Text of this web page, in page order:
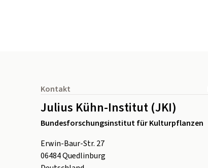
Kontakt
Julius Kühn-Institut (JKI)
Bundesforschungsinstitut für Kulturpflanzen
Erwin-Baur-Str. 27
06484Quedlinburg